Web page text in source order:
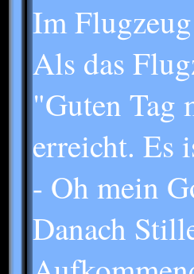
Im Flugzeug
Als das
"Guten Tag
erreicht. Es
- Oh mein
Danach